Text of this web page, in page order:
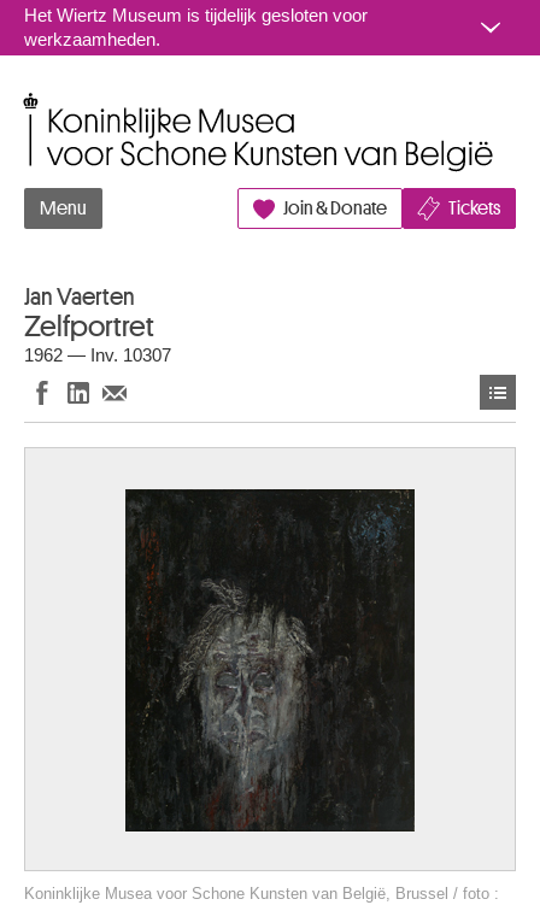
Naar inhoud
Het Wiertz Museum is tijdelijk gesloten voor
werkzaamheden.
Menu Join & Donate Tickets
Jan Vaerten
Zelfportret
1962 — Inv. 10307
Koninklijke Musea voor Schone Kunsten van België, Brussel / foto :